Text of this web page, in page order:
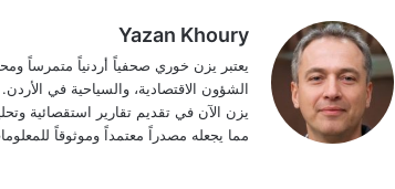
Yazan Khoury
الشؤون الاقتصادية، والسياحية في
مما يجعله مصدراً معتمداً وموثوقاً